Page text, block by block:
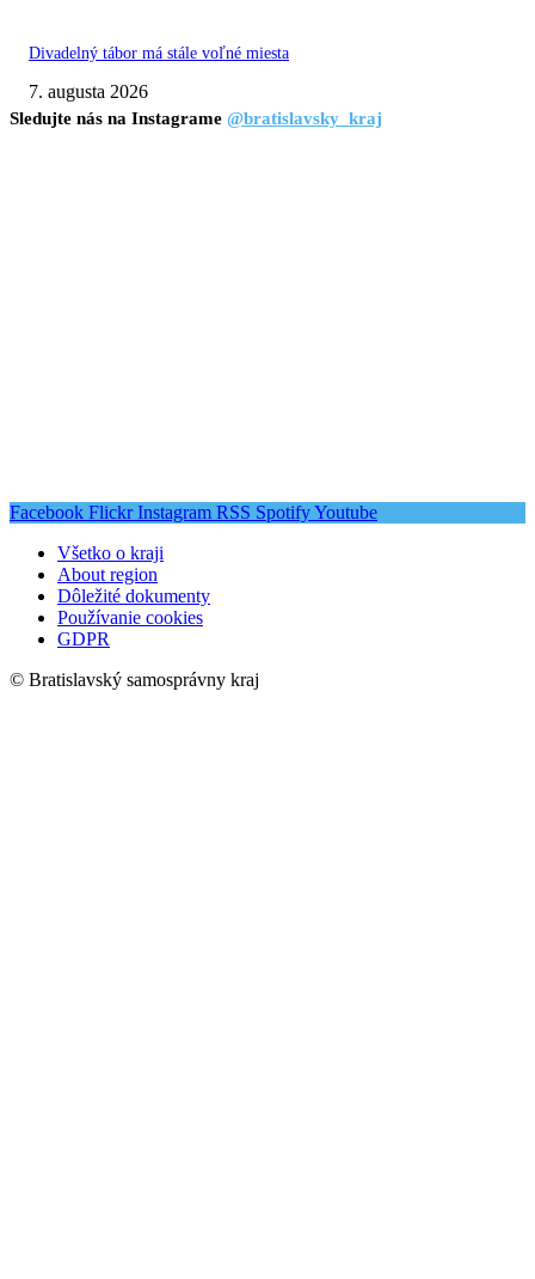
Divadelný tábor má stále voľné miesta
7. augusta 2026
Sledujte nás na Instagrame @bratislavsky_kraj
Facebook Flickr Instagram RSS SpotifyYoutube
Všetko o kraji
About region
Dôležité dokumenty
Používanie cookies
GDPR
© Bratislavský samosprávny kraj